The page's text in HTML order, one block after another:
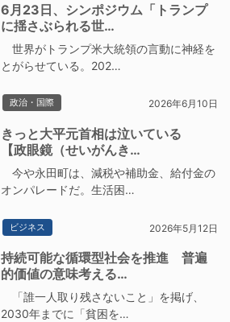
6月23日、シンポジウム「トランプ
に揺さぶられる世…
世界がトランプ米大統領の言動に神経を
とがらせている。202…
政治・国際 2026年6月10日
きっと大平元首相は泣いている
【政眼鏡（せいがんき…
今や永田町は、減税や補助金、給付金の
オンパレードだ。生活困…
ビジネス 2026年5月12日
持続可能な循環型社会を推進 普遍
的価値の意味考える…
「誰一人取り残さないこと」を掲げ、
2030年までに「貧困を…